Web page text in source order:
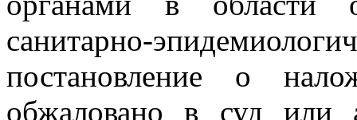
санитарно-
постановление о
обжаловано в суд или